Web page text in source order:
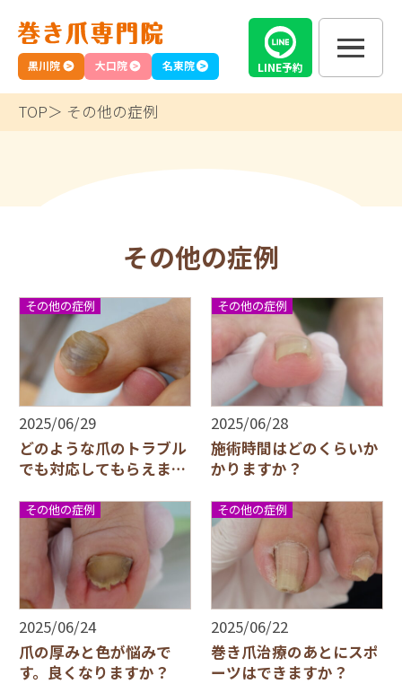
名東院
黒川院 大口院 LINE予約
TOP その他の症例
その他の症例
その他の症例
2025/06/29
どのような爪のトラブル
でも対応してもらえます
その他の症例
2025/06/28
施術時間はどのくらいか
かりますか？
その他の症例
2025/06/24
爪の厚みと色が悩みで
す。良くなりますか？
その他の症例
2025/06/22
巻き爪治療のあとにスポ
ーツはできますか？